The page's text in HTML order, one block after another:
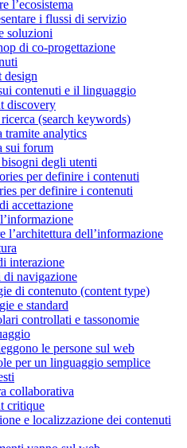
l’ecosistema
i flussi di servizio
soluzioni
di co-progettazione
design
contenuti e il linguaggio
discovery
(search keywords)
tramite analytics
sui forum
degli utenti
per definire i contenuti
per definire i contenuti
accettazione
l’architettura dell’informazione
interazione
di navigazione
di contenuto (content type)
e standard
controllati e tassonomie
le persone sul web
per un linguaggio semplice
collaborativa
critique
e localizzazione dei contenuti